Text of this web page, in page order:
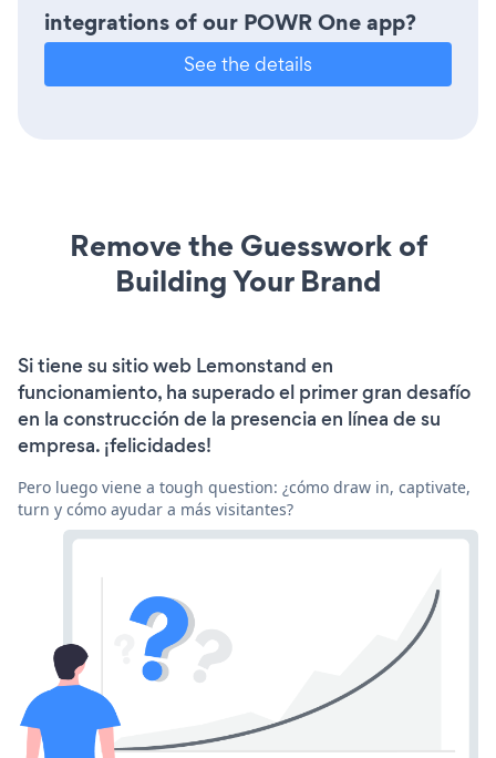
integrations of our POWR One app?
See the details
Remove the Guesswork of
Building Your Brand
Si tiene su sitio web Lemonstand en
funcionamiento, ha superado el primer gran desafío
en la construcción de la presencia en línea de su
empresa. ¡felicidades!
Pero luego viene a tough question: ¿cómo draw in, captivate,
turn y cómo ayudar a más visitantes?